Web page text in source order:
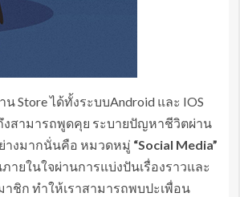
ได้ทั้งระบบAndroid และ IOS
งสามารถพูดคุย ระบายปัญหาชีวิตผ่าน
างมากนั่นคือ หมวดหมู่ “Social Media”
ยในใจผ่านการแบ่งปันเรื่องราวและ
ชิก ทำให้เราสามารถพบปะเพื่อน